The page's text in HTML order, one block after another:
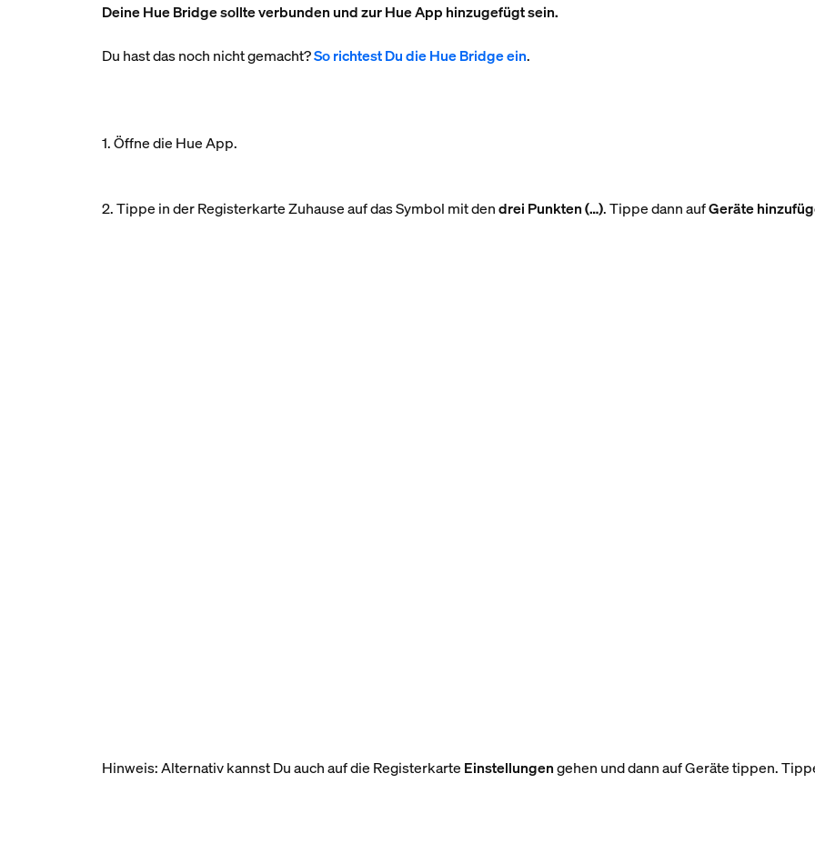
Deine Hue Bridge sollte verbunden und zur Hue App hinzugefügt sein.
Du hast das noch nicht gemacht?So richtest Du die Hue Bridge ein.
1. Öffne die Hue App.
2. Tippe in der Registerkarte Zuhause auf das Symbol mit dendrei Punkten (…). Tippe dann aufGeräte
Hinweis: Alternativ kannst Du auch auf die Registerkarte Einstellungengehen und dann auf Geräte tippen.